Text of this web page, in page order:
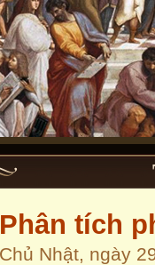
Phân tích
Chủ Nhật, ngày